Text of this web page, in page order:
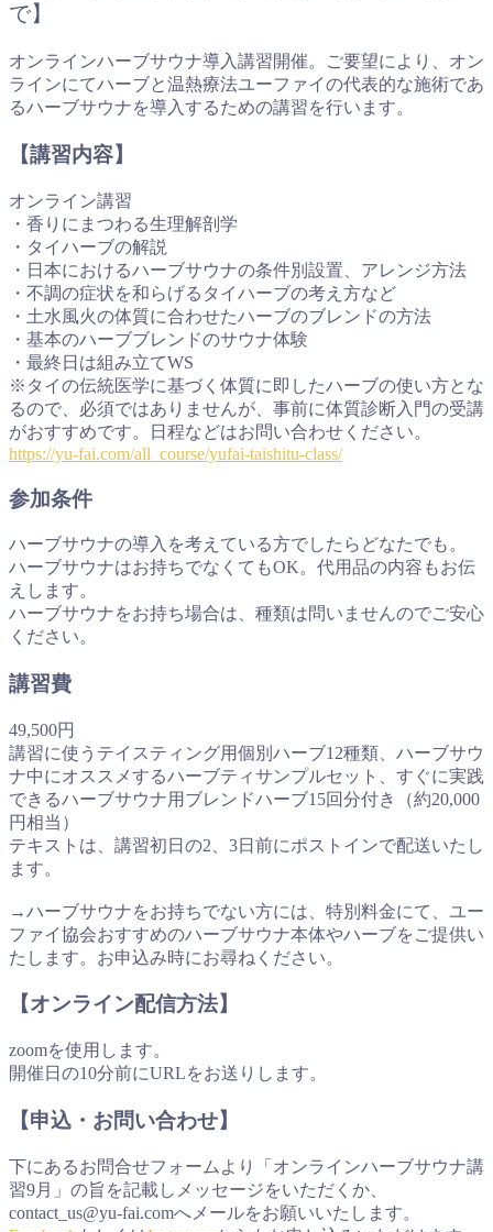
で】
オンラインハーブサウナ導入講習開催。ご要望により、オン
ラインにてハーブと温熱療法ユーファイの代表的な施術であ
るハーブサウナを導入するための講習を行います。
【講習内容】
オンライン講習
・香りにまつわる生理解剖学
・タイハーブの解説
・日本におけるハーブサウナの条件別設置、アレンジ方法
・不調の症状を和らげるタイハーブの考え方など
・土水風火の体質に合わせたハーブのブレンドの方法
・基本のハーブブレンドのサウナ体験
・最終日は組み立てWS
※タイの伝統医学に基づく体質に即したハーブの使い方とな
るので、必須ではありませんが、事前に体質診断入門の受講
がおすすめです。日程などはお問い合わせください。
https://yu-fai.com/all_course/yufai-taishitu-class/
参加条件
ハーブサウナの導入を考えている方でしたらどなたでも。
ハーブサウナはお持ちでなくてもOK。代用品の内容もお伝
えします。
ハーブサウナをお持ち場合は、種類は問いませんのでご安心
ください。
講習費
49,500円
講習に使うテイスティング用個別ハーブ12種類、ハーブサウ
ナ中にオススメするハーブティサンプルセット、すぐに実践
できるハーブサウナ用ブレンドハーブ15回分付き（約20,000
円相当）
テキストは、講習初日の2、3日前にポストインで配送いたし
ます。
→ハーブサウナをお持ちでない方には、特別料金にて、ユー
ファイ協会おすすめのハーブサウナ本体やハーブをご提供い
たします。お申込み時にお尋ねください。
【オンライン配信方法】
zoomを使用します。
開催日の10分前にURLをお送りします。
【申込・お問い合わせ】
下にあるお問合せフォームより「オンラインハーブサウナ講
習9月」の旨を記載しメッセージをいただくか、
contact_us@yu-fai.comへメールをお願いいたします。